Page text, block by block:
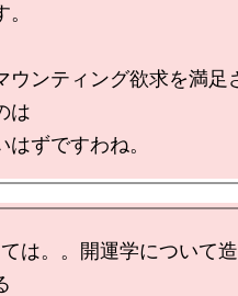
ウンティング欲求を満足
は
は。。開運学について